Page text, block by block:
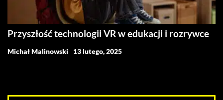
Przyszłość technologii VR w edukacji i rozrywce
Michał Malinowski 13 lutego, 2025